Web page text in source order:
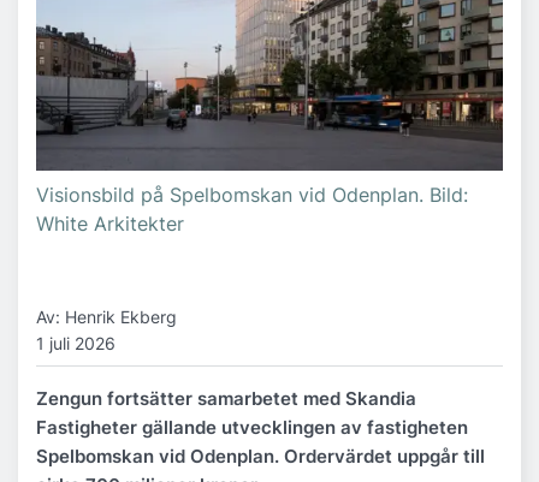
Visionsbild på Spelbomskan vid Odenplan. Bild:
White Arkitekter
Av: Henrik Ekberg
1 juli 2026
Zengun fortsätter samarbetet med Skandia
Fastigheter gällande utvecklingen av fastigheten
Spelbomskan vid Odenplan. Ordervärdet uppgår till